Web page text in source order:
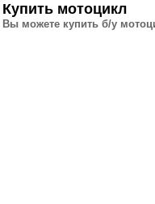
Купить мотоцикл
Вы можете купить б/у